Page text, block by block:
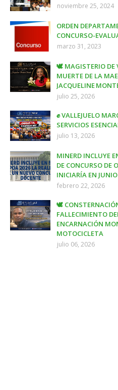
noviembre 25, 2024
ORDEN
CONCURSO-
marzo 31, 2023
🕊️ MAGISTERIO DE
MUERTE DE LA
JACQUELINE
julio 25, 2026
✊ VALLEJUELO
SERVICIOS
julio 13, 2026
MINERD INCLUYE
DE CONCURSO DE
INICIARÍA EN JUNIO
febrero 22, 2026
🕊️
FALLECIMIENTO
ENCARNACIÓN
MOTOCICLETA
julio 06, 2026